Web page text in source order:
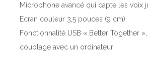
Microphone avancé qui capte les voix
Ecran couleur 3,5 pouces (9 cm)
Fonctionnalité USB « Better Together
couplage avec un ordinateur